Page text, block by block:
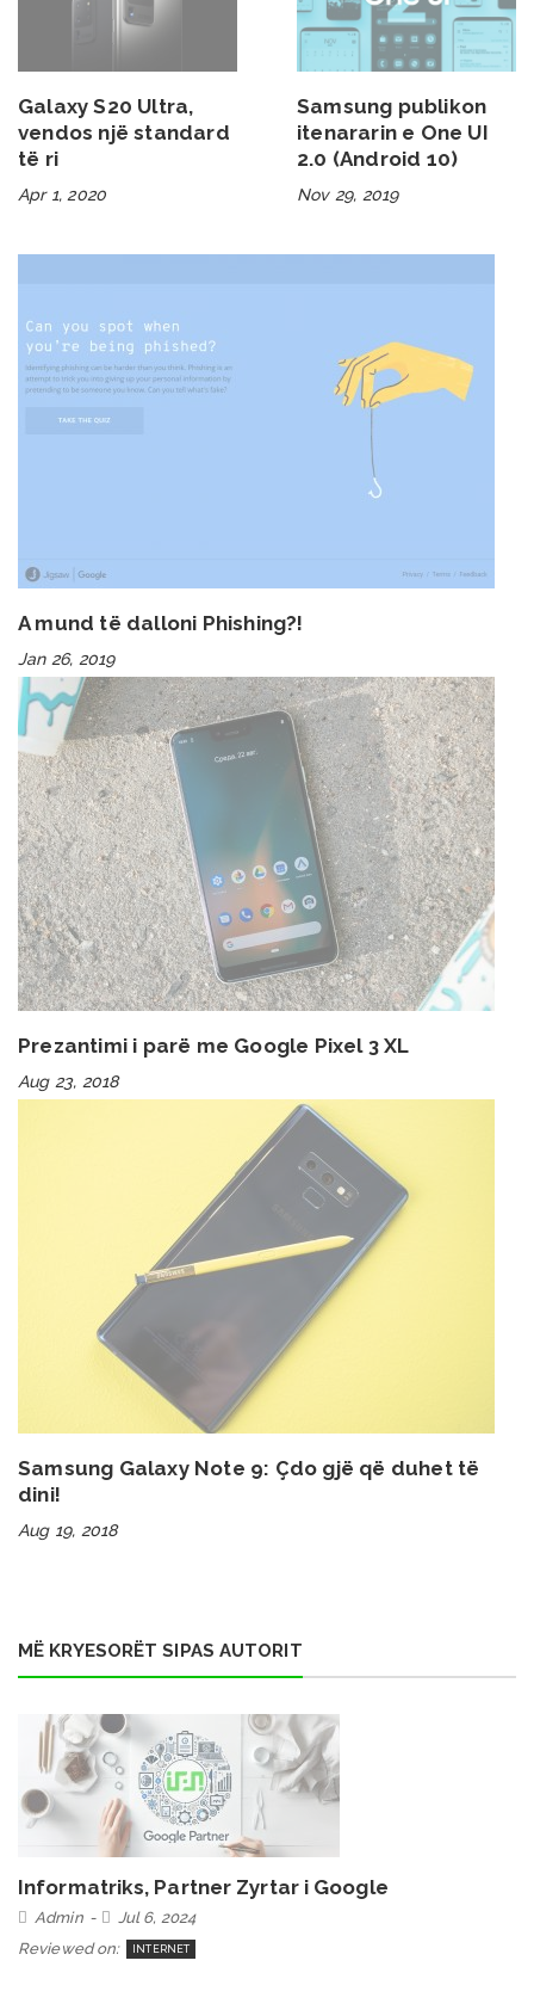
Galaxy S20 Ultra,
vendos një standard
të ri
Apr 1, 2020
Samsung publikon
itenararin e One UI
2.0 (Android 10)
Nov 29, 2019
A mund të dalloni Phishing?!
Jan 26, 2019
Prezantimi i parë me Google Pixel 3 XL
Aug 23, 2018
Samsung Galaxy Note 9: Çdo gjë që duhet të
dini!
Aug 19, 2018
MË KRYESORËT SIPAS AUTORIT
Informatriks, Partner Zyrtar i Google
Admin
Jul 6, 2024
Reviewed on:
INTERNET